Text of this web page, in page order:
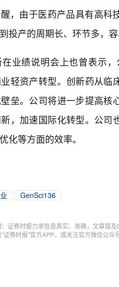
，由于医药产品具有高
投产的周期长、环节多，
业绩说明会上也曾表示
轻资产转型。创新药从
垒。公司将进一步提高
，加速国际化转型。公
化等方面的效率。
GenSci136
：证券时报力求信息真实、准确，文章提
证券时报"官方APP，或关注官方微信公